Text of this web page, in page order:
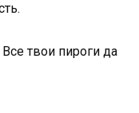
твои пироги да